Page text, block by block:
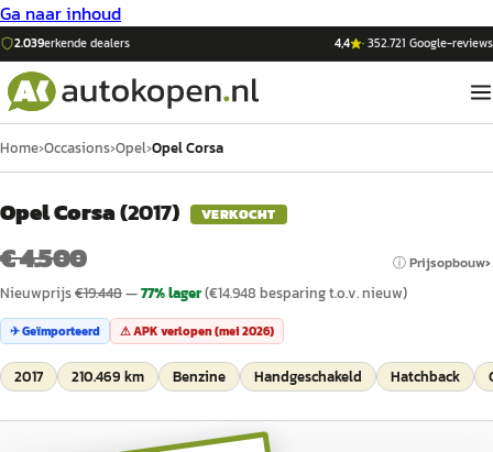
Ga naar inhoud
2.039erkende dealers 4,4 ·352.721 Google-reviews
Home›Occasions›Opel›Opel Corsa
Opel Corsa(2017) VERKOCHT
€ 4.500 ⓘ Prijsopbouw
Nieuwprijs€19.448—77% lager(€14.948 besparing t.o.v. nieuw)
✈ Geïmporteerd ⚠ APK verlopen (mei 2026)
2017 210.469 km Benzine Handgeschakeld Hatchback